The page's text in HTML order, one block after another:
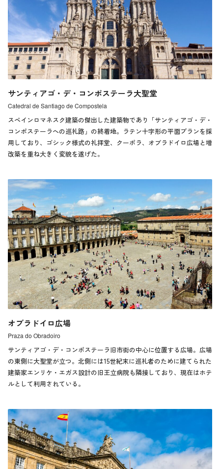
サンティアゴ・デ・コンポステーラ大聖堂
Catedral de Santiago de Compostela
スペインロマネスク建築の傑出した建築物であり「サンティアゴ・デ・
コンポステーラへの巡礼路」の終着地。ラテン十字形の平面プランを採
用しており、ゴシック様式の礼拝堂、クーポラ、オブラドイロ広場と増
改築を重ね大きく変貌を遂げた。
オブラドイロ広場
Praza do Obradoiro
サンティアゴ・デ・コンポステーラ旧市街の中心に位置する広場。広場
の東側に大聖堂が立つ。北側には15世紀末に巡礼者のために建てられた
建築家エンリケ・エガス設計の旧王立病院も隣接しており、現在はホテ
ルとして利用されている。